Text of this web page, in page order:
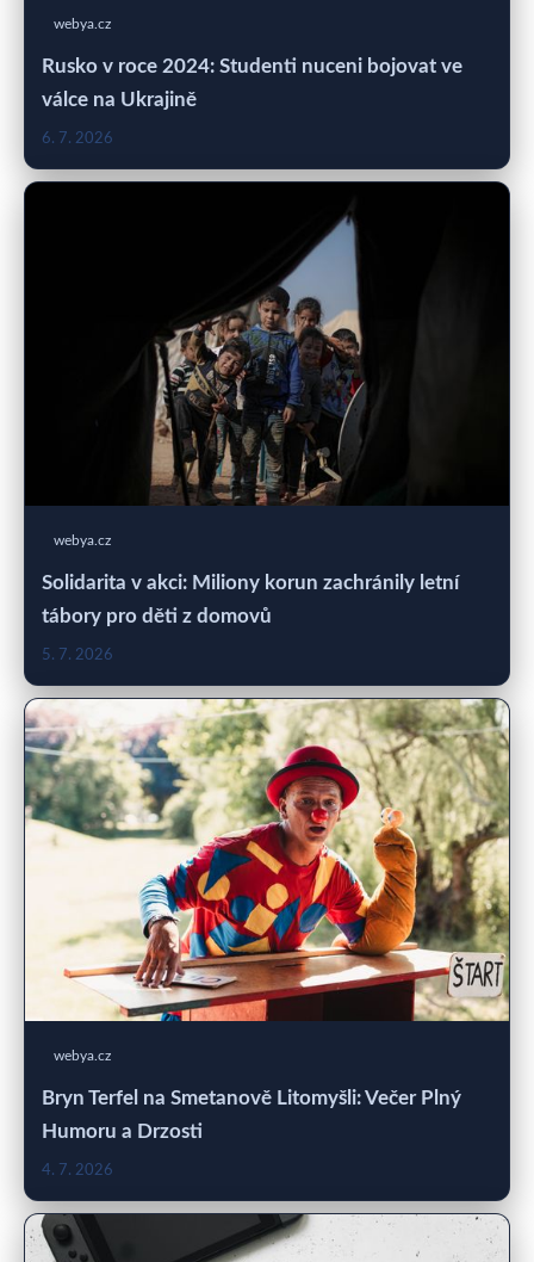
webya.cz
Rusko v roce 2024: Studenti nuceni bojovat ve
válce na Ukrajině
6. 7. 2026
webya.cz
Solidarita v akci: Miliony korun zachránily letní
tábory pro děti z domovů
5. 7. 2026
webya.cz
Bryn Terfel na Smetanově Litomyšli: Večer Plný
Humoru a Drzosti
4. 7. 2026